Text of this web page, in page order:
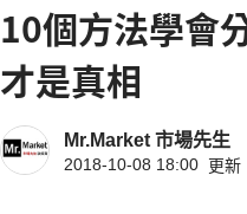
10個方法學會
才是真相
Mr.Market 市場先生
2018-10-08 18:00 更新